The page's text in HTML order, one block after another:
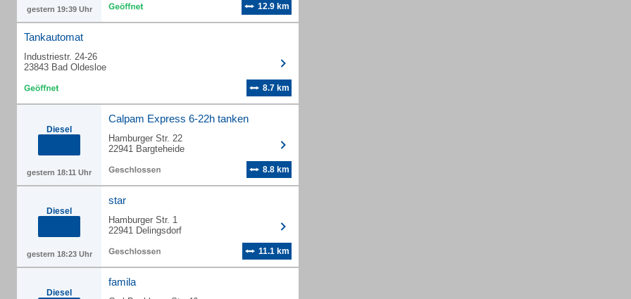
gestern 19:39 Uhr 12.9 km
Tankautomat
Industriestr. 24-26
23843 Bad Oldesloe
8.7 km
Diesel
gestern 18:11 Uhr
Calpam Express 6-22h tanken
Hamburger Str. 22
22941 Bargteheide
8.8 km
Diesel
gestern 18:23 Uhr
star
Hamburger Str. 1
22941 Delingsdorf
11.1 km
Diesel
famila